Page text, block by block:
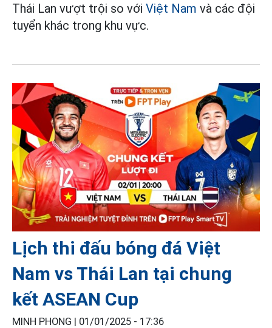
Thái Lan vượt trội so với Việt Nam và các đội
tuyển khác trong khu vực.
Lịch thi đấu bóng đá Việt
Nam vs Thái Lan tại chung
kết ASEAN Cup
MINH PHONG | 01/01/2025 - 17:36